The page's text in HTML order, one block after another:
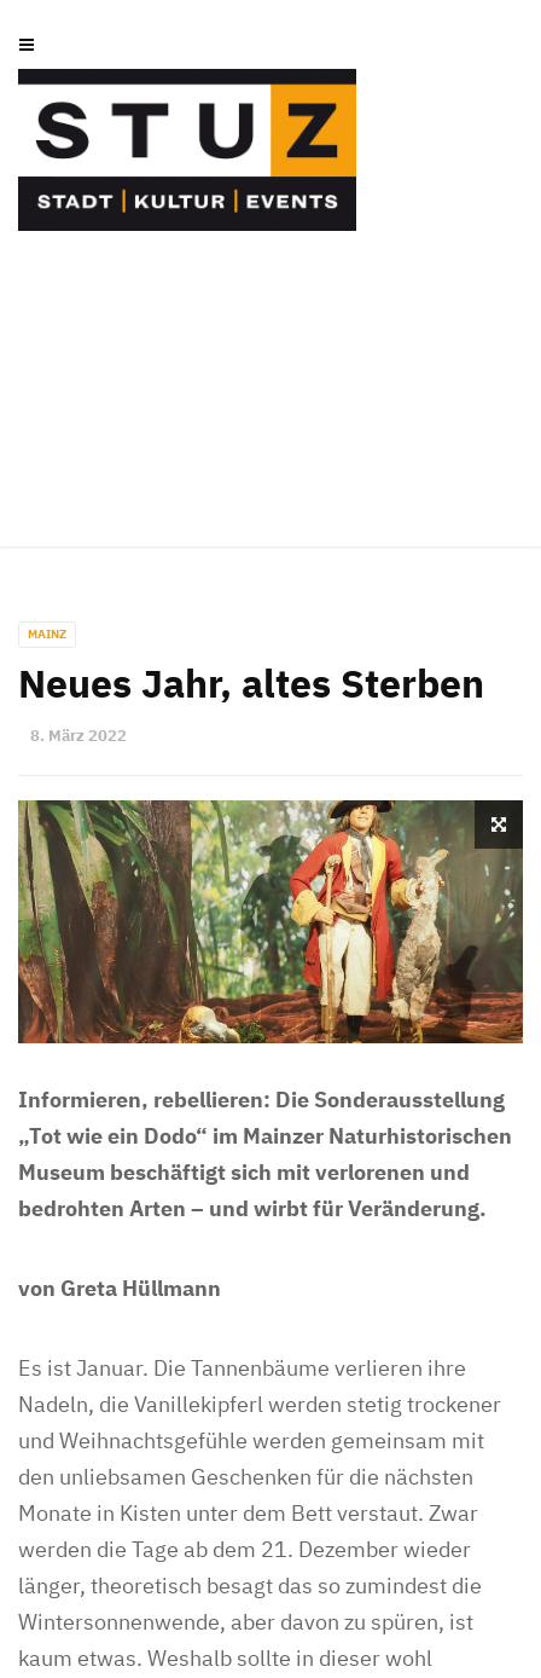
MAINZ
Neues Jahr, altes Sterben
8. März 2022
Informieren, rebellieren: Die Sonderausstellung
„Tot wie ein Dodo“ im Mainzer Naturhistorischen
Museum beschäftigt sich mit verlorenen und
bedrohten Arten – und wirbt für Veränderung.
von Greta Hüllmann
Es ist Januar. Die Tannenbäume verlieren ihre
Nadeln, die Vanillekipferl werden stetig trockener
und Weihnachtsgefühle werden gemeinsam mit
den unliebsamen Geschenken für die nächsten
Monate in Kisten unter dem Bett verstaut. Zwar
werden die Tage ab dem 21. Dezember wieder
länger, theoretisch besagt das so zumindest die
Wintersonnenwende, aber davon zu spüren, ist
kaum etwas. Weshalb sollte in dieser wohl